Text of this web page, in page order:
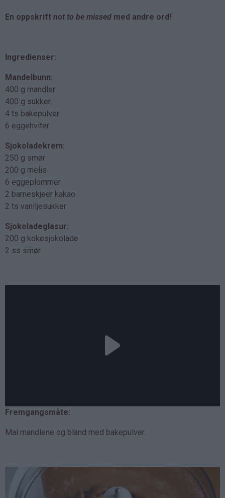
En oppskrift not to be missed med andre ord!
Ingredienser:
Mandelbunn:
400 g mandler
400 g sukker
4 ts bakepulver
6 eggehviter
Sjokoladekrem:
250 g smør
200 g melis
6 eggeplommer
2 barneskjeer kakao
2 ts vaniljesukker
Sjokoladeglasur:
200 g kokesjokolade
2 ss smør
Fremgangsmåte:
Mal mandlene og bland med bakepulver.